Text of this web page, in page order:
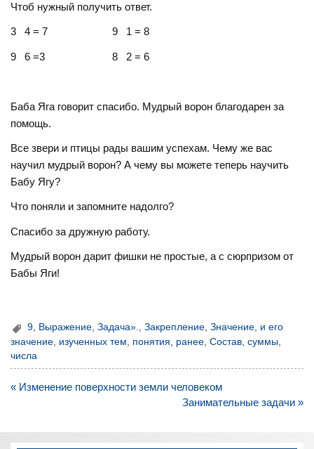
Чтоб нужный получить ответ.
3 4 = 7 9 1 = 8
9 6 =3 8 2 = 6
Баба Яга говорит спасибо. Мудрый ворон благодарен за
помощь.
Все звери и птицы рады вашим успехам. Чему же вас
научил мудрый ворон? А чему вы можете теперь научить
Бабу Ягу?
Что поняли и запомните надолго?
Спасибо за дружную работу.
Мудрый ворон дарит фишки не простые, а с сюрпризом от
Бабы Яги!
9, Выражение,Задача».,Закрепление,Значение, и его
значение изученных тем понятия ранее ,Состав ,суммы
числа
Навигация
« Изменение поверхности земли человеком
Занимательные задачи »